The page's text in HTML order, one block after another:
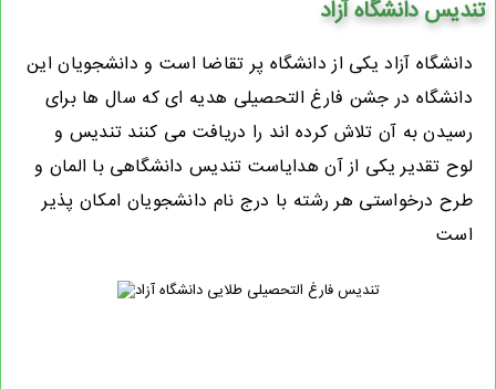
تندیس دانشگاه آزاد
دانشگاه آزاد یکی از دانشگاه پر تقاضا است و دانشجویان این
دانشگاه در جشن فارغ التحصیلی هدیه ای که سال ها برای
رسیدن به آن تلاش کرده اند را دریافت می کنند تندیس و
لوح تقدیر یکی از آن هدایاست تندیس دانشگاهی با المان و
طرح درخواستی هر رشته با درج نام دانشجویان امکان پذیر
است